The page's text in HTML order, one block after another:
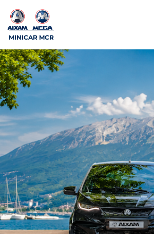
MINICAR MCR